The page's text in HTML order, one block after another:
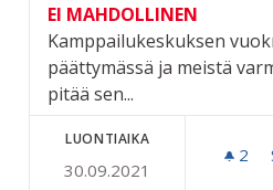
EI MAHDOLLINEN
Kamppailukeskuksen
päättymässä ja meistä
pitää sen...
LUONTIAIKA
30.09.2021
2